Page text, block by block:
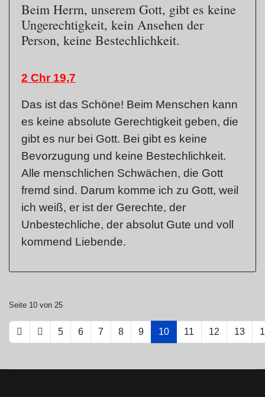
Beim Herrn, unserem Gott, gibt es keine
Ungerechtigkeit, kein Ansehen der
Person, keine Bestechlichkeit.
2 Chr 19,7
Das ist das Schöne! Beim Menschen kann
es keine absolute Gerechtigkeit geben, die
gibt es nur bei Gott. Bei gibt es keine
Bevorzugung und keine Bestechlichkeit.
Alle menschlichen Schwächen, die Gott
fremd sind. Darum komme ich zu Gott, weil
ich weiß, er ist der Gerechte, der
Unbestechliche, der absolut Gute und voll
kommend Liebende.
Seite 10 von 25
5 6 7 8 9 10 11 12 13